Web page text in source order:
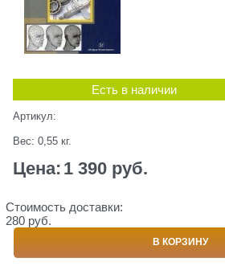
Есть в наличии
Артикул:
Вес: 0,55 кг.
Цена: 1 390 руб.
Стоимость доставки:
280 руб.
В КОРЗИНУ